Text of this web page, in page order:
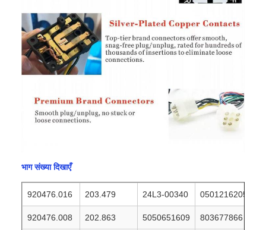
भाग संख्या दिखाएँ
920476.016 203.479 24L3-00340 0501216205
920476.008 202.863 5050651609 803677866